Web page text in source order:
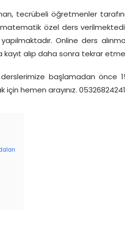
tecrübeli öğretmenler
özel ders
Online ders
kayıt alıp daha sonra tekrar
başlamadan önce
için hemen arayınız.